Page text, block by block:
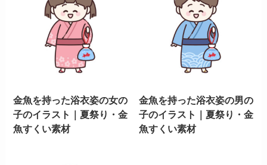
金魚を持った浴衣姿の女の
子のイラスト｜夏祭り・金
魚すくい素材
金魚を持った浴衣姿の男の
子のイラスト｜夏祭り・金
魚すくい素材